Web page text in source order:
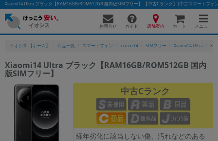
Xiaomi14 Ultra ブラック【RAM16GB/ROM512GB 国内版SIMフリー】 【中古Cランク】|中古スマートフォ
お問合せ ガイド 店舗案内 カート メニュー
イオシス 【ホーム】 商品一覧 スマートフォン xiaomi14 SIMフリー Xiaomi14 Ultra
Xiaomi14 Ultra ブラック【RAM16GB/ROM512GB 国内
版SIMフリー】
中古Cランク
経年劣化に該当しない傷、汚れなどのある
かんたんパソコン検索に切り替える
フリーワード
除外ワード